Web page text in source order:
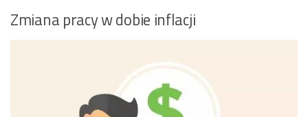
Zmiana pracy w dobie inflacji